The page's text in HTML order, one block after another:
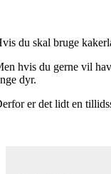
du skal bruge
hvis du gerne vil
dyr.
er det lidt en